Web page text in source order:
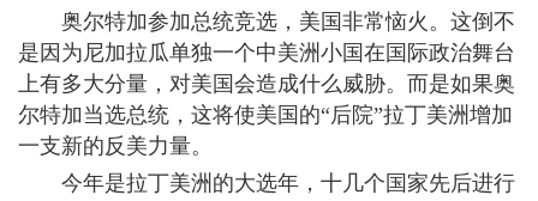
奥尔特加参加总统竞选，美国非常恼火。这倒不
是因为尼加拉瓜单独一个中美洲小国在国际政治舞台
上有多大分量，对美国会造成什么威胁。而是如果奥
尔特加当选总统，这将使美国的“后院”拉丁美洲增加
一支新的反美力量。
今年是拉丁美洲的大选年，十几个国家先后进行